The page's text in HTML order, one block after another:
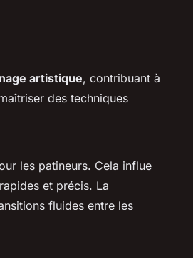
artistique, contribuant à
des techniques
les patineurs. Cela influe
et précis. La
fluides entre les